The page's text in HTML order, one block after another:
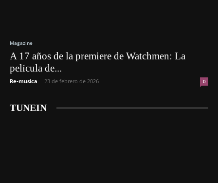
Magazine
A 17 años de la premiere de Watchmen: La
película de...
Re-musica - 23 de febrero de 2026 0
TUNEIN